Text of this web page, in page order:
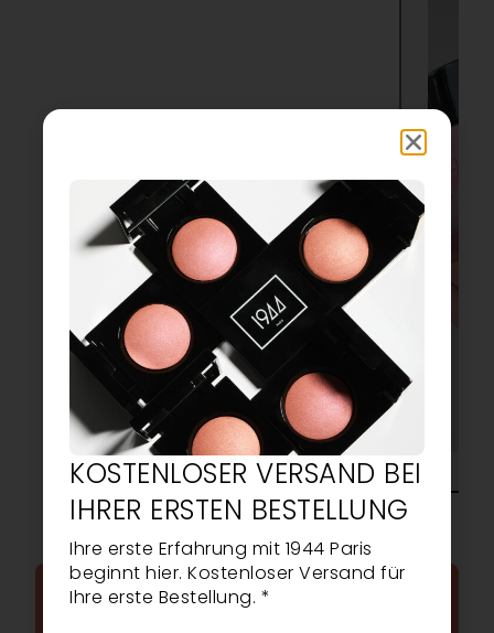
HÄUFIG GESTELLTE
KOSTENLOSER VERSAND BEI
IHRER ERSTEN BESTELLUNG
Ihre erste Erfahrung mit 1944 Paris
beginnt hier. Kostenloser Versand für
Ihre erste Bestellung. *